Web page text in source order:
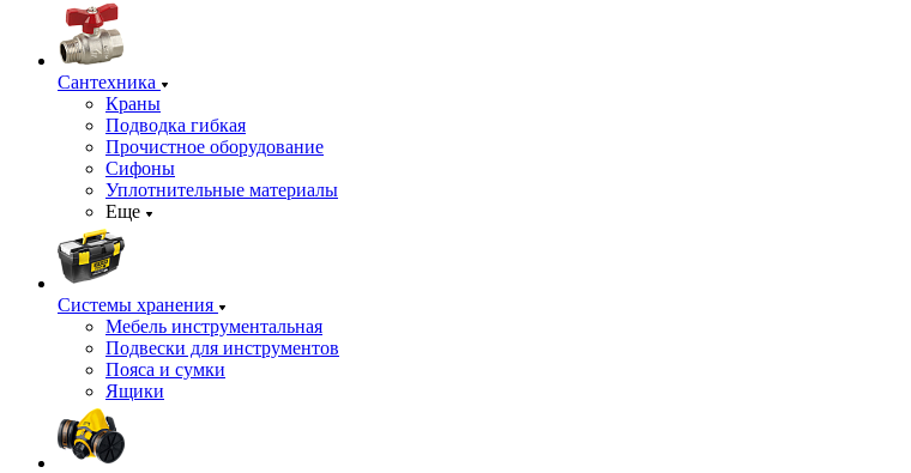
Сантехника
Краны
Подводка гибкая
Прочистное оборудование
Сифоны
Уплотнительные материалы
Еще
Системы хранения
Мебель инструментальная
Подвески для инструментов
Пояса и сумки
Ящики